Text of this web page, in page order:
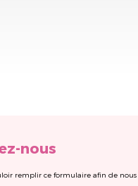
nous
remplir ce formulaire afin de nous